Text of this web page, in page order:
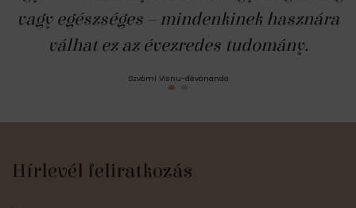
vagy egészséges – mindenkinek hasznára
válhat ez az évezredes tudomány.
Szvámí Visnu-dévánanda
Hírlevél feliratkozás